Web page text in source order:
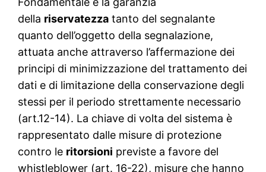
della riservatezza tanto del segnalante
quanto dell’oggetto della segnalazione,
attuata anche attraverso l’affermazione dei
principi di minimizzazione del trattamento dei
dati e di limitazione della conservazione degli
stessi per il periodo strettamente necessario
(art.12-14). La chiave di volta del sistema è
rappresentato dalle misure di protezione
contro le ritorsioni previste a favore del
whistleblower (art. 16-22), misure che hanno